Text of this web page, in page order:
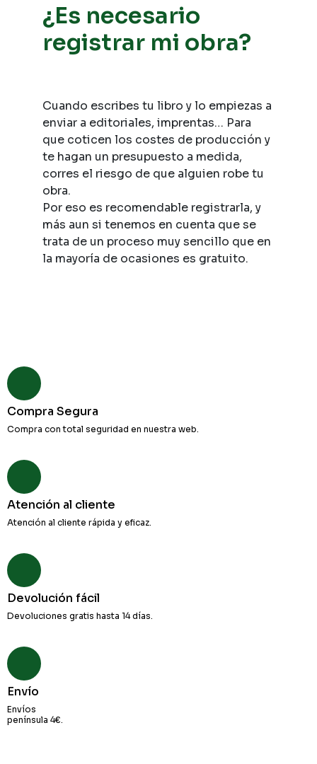
¿Es necesario
registrar mi obra?
Cuando escribes tu libro y lo empiezas a
enviar a editoriales, imprentas… Para
que coticen los costes de producción y
te hagan un presupuesto a medida,
corres el riesgo de que alguien robe tu
obra.
Por eso es recomendable registrarla, y
más aun si tenemos en cuenta que se
trata de un proceso muy sencillo que en
la mayoría de ocasiones es gratuito.
Compra Segura
Compra con total seguridad en nuestra web.
Atención al cliente
Atención al cliente rápida y eficaz.
Devolución fácil
Devoluciones gratis hasta 14 días.
Envío
Envíos
península 4€.